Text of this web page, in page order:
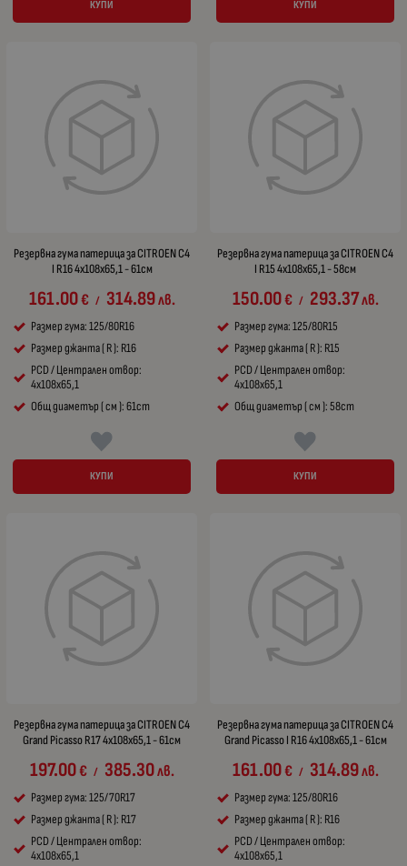
КУПИ КУПИ
Резервна гума патерица за CITROEN C4
I R16 4x108x65,1 - 61см
161.00€ / 314.89лв.
Размер гума: 125/80R16
Размер джанта ( R ): R16
PCD / Централен отвор:
4x108x65,1
Общ диаметър ( см ): 61cm
КУПИ
Резервна гума патерица за CITROEN C4
I R15 4x108x65,1 - 58см
150.00€ / 293.37лв.
Размер гума: 125/80R15
Размер джанта ( R ): R15
PCD / Централен отвор:
4x108x65,1
Общ диаметър ( см ): 58cm
КУПИ
Резервна гума патерица за CITROEN C4
Grand Picasso R17 4x108x65,1 - 61см
197.00€ / 385.30лв.
Размер гума: 125/70R17
Размер джанта ( R ): R17
PCD / Централен отвор:
4x108x65,1
Резервна гума патерица за CITROEN C4
Grand Picasso I R16 4x108x65,1 - 61см
161.00€ / 314.89лв.
Размер гума: 125/80R16
Размер джанта ( R ): R16
PCD / Централен отвор:
4x108x65,1